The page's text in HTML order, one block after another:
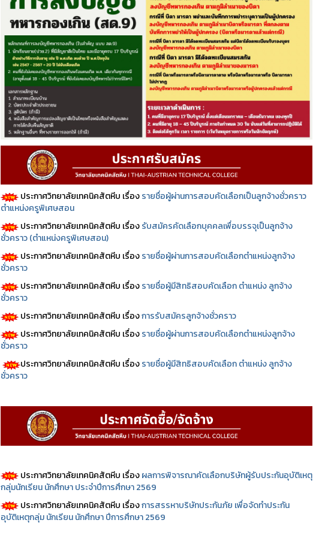
ประกาศวิทยาลัยเทคนิคสัตหีบ เรื่องรายชื่อผู้ผ่านการสอบคัดเลือกเป็นลูกจ้างชั่วคราว
ตำแหน่งครูพิเศษสอน
ประกาศวิทยาลัยเทคนิคสัตหีบ เรื่องรับสมัครคัดเลือกบุคคลเพื่อบรรจุเป็นลูกจ้าง
ชั่วคราว (ตำแหน่งครูพิเศษสอน)
ประกาศวิทยาลัยเทคนิคสัตหีบ เรื่องรายชื่อผู้ผ่านการสอบคัดเลือกตำแหน่งลูกจ้าง
ชั่วคราว
ประกาศวิทยาลัยเทคนิคสัตหีบ เรื่องรายชื่อผู้มีสิทธิสอบคัดเลือก ตำแหน่ง ลูกจ้าง
ชั่วคราว
ประกาศวิทยาลัยเทคนิคสัตหีบ เรื่องการรับสมัครลูกจ้างชั่วคราว
ประกาศวิทยาลัยเทคนิคสัตหีบ เรื่องรายชื่อผู้ผ่านการสอบคัดเลือกตำแหน่งลูกจ้าง
ชั่วคราว
ประกาศวิทยาลัยเทคนิคสัตหีบ เรื่องรายชื่อผู้มีสิทธิสอบคัดเลือก ตำแหน่ง ลูกจ้าง
ชั่วคราว
ประกาศวิทยาลัยเทคนิคสัตหีบ เรื่องผลการพิจารณาคัดเลือกบริษัทผู้รับประกันอุบัติเหตุ
กลุ่มนักเรียน นักศึกษา ประจำปีการศึกษา 2569
ประกาศวิทยาลัยเทคนิคสัตหีบ เรื่องการสรรหาบริษัทประกันภัย เพื่อจัดทำประกัน
อุบัติเหตุกลุ่ม นักเรียน นักศึกษา ปีการศึกษา 2569